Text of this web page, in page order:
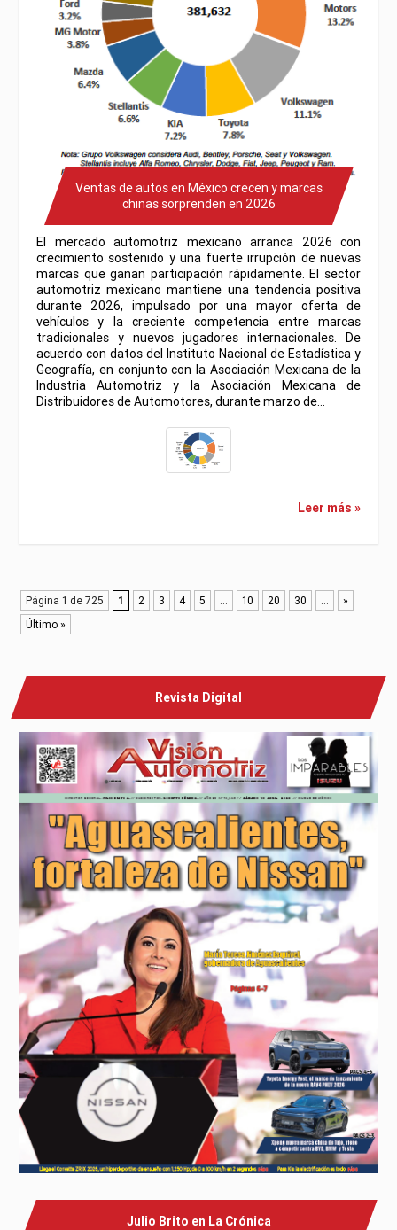
Ventas de autos en México crecen y marcas
chinas sorprenden en 2026
El mercado automotriz mexicano arranca 2026 con
crecimiento sostenido y una fuerte irrupción de nuevas
marcas que ganan participación rápidamente. El sector
automotriz mexicano mantiene una tendencia positiva
durante 2026, impulsado por una mayor oferta de
vehículos y la creciente competencia entre marcas
tradicionales y nuevos jugadores internacionales. De
acuerdo con datos del Instituto Nacional de Estadística y
Geografía, en conjunto con la Asociación Mexicana de la
Industria Automotriz y la Asociación Mexicana de
Distribuidores de Automotores, durante marzo de…
Leer más »
Página 1 de 725 1 2 3 4 5 ... 10 20 30 ...
»
Último »
Revista Digital
Julio Brito en La Crónica